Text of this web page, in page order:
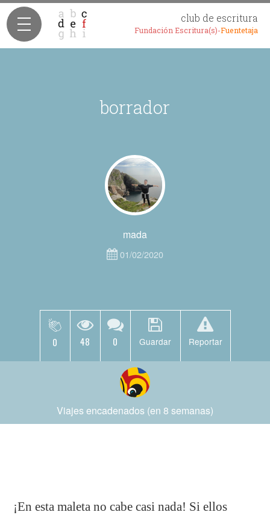
club de escritura
Fundación Escritura(s)-Fuentetaja
borrador
mada
01/02/2020
0 48 0 Guardar Reportar
Viajes encadenados (en 8 semanas)
¡En esta maleta no cabe casi nada! Si ellos